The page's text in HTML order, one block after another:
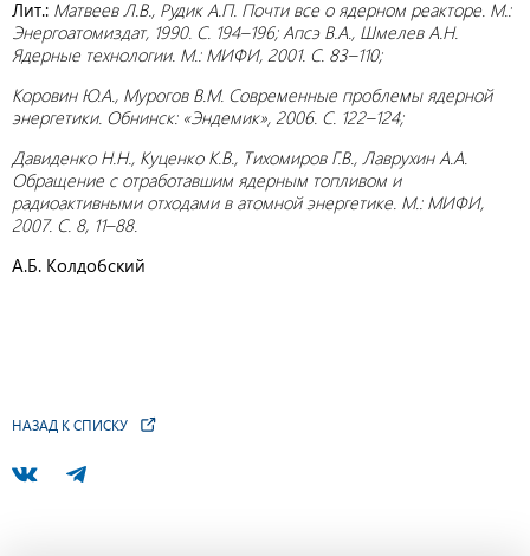
Лит.: Матвеев Л.В., Рудик А.П. Почти все о ядерном реакторе. М.:
Энергоатомиздат, 1990. С. 194–196; Апсэ В.А., Шмелев А.Н.
Ядерные технологии. М.: МИФИ, 2001. С. 83–110;
Коровин Ю.А., Мурогов В.М. Современные проблемы ядерной
энергетики. Обнинск: «Эндемик», 2006. С. 122–124;
Давиденко Н.Н., Куценко К.В., Тихомиров Г.В., Лаврухин А.А.
Обращение с отработавшим ядерным топливом и
радиоактивными отходами в атомной энергетике. М.: МИФИ,
2007. С. 8, 11–88.
А.Б. Колдобский
НАЗАД К СПИСКУ